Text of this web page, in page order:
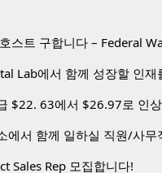
Lab에서 함께 성장할 인재
$22. 63에서 $26.97로 인
에서 함께 일하실 직원/사무
Sales Rep 모집합니다!